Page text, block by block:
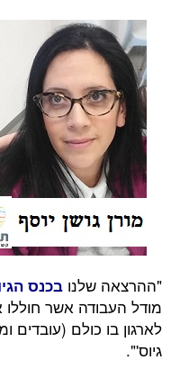
"ההרצאה שלנו בכנס
מודל העבודה אשר
לארגון בו כולם (עובדים
גיוס'".